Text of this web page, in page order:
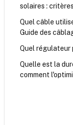
solaires :
Quel câble
Guide des
Quel régulateur
Quelle est la
comment